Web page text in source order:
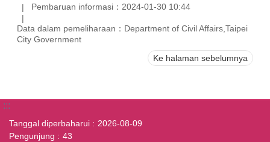
Pembaruan informasi：2024-01-30 10:44
Data dalam pemeliharaan：Department of Civil Affairs,Taipei
City Government
Ke halaman sebelumnya
:::
Tanggal diperbaharui
2026-08-09
Pengunjung
43